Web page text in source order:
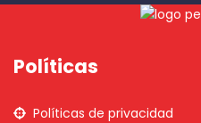
Políticas
Políticas de privacidad